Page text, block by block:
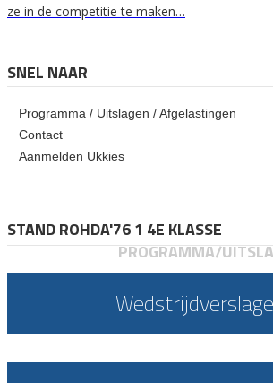
ze in de competitie te maken…
SNEL NAAR
Programma / Uitslagen / Afgelastingen
Contact
Aanmelden Ukkies
STAND ROHDA'76 1 4E KLASSE
PROGRAMMA/